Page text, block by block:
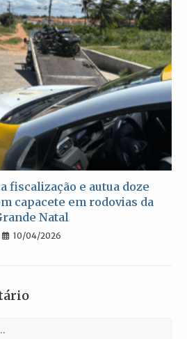
fiscalização e autua doze
capacete em rodovias da
Natal
10/04/2026